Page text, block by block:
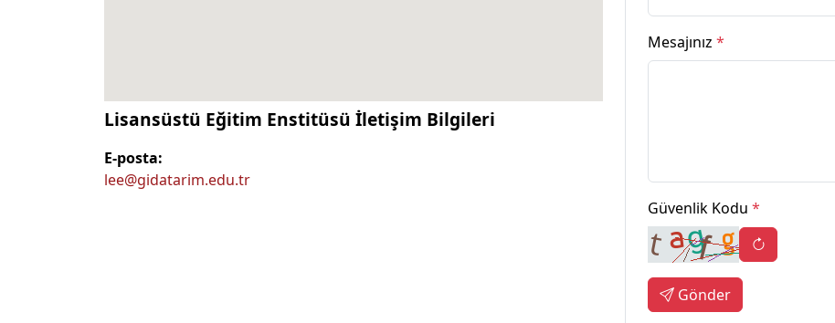
Lisansüstü Eğitim Enstitüsü İletişim Bilgileri
E-posta:
lee@gidatarim.edu.tr
Mesajınız *
Güvenlik Kodu *
Gönder